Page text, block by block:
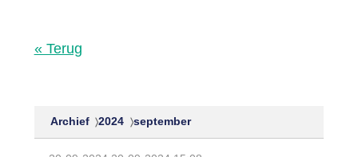
« Terug
Archief 2024 september